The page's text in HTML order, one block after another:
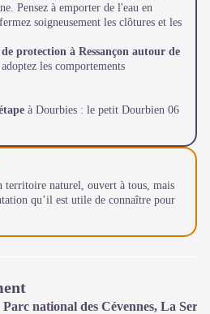
Pensez à emporter de l'eau en
soigneusement les clôtures et les
protection à Ressançon autour de
les comportements
à Dourbies : le petit Dourbien 06
territoire naturel, ouvert à tous, mais
qu’il est utile de connaître pour
national des Cévennes, La